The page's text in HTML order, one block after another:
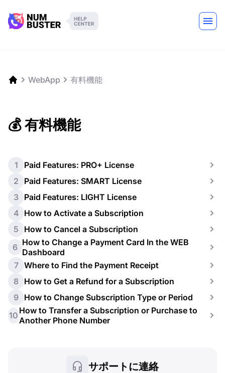
WebApp 有料機能
💰 有料機能
1
Paid Features: PRO+ License
2
Paid Features: SMART License
3 Paid Features: LIGHT License
4 How to Activate a Subscription
5
How to Cancel a Subscription
6 How to Change a Payment Card In the WEB
Dashboard
7 Where to Find the Payment Receipt
8 How to Get a Refund for a Subscription
9 How to Change Subscription Type or Period
10 How to Transfer a Subscription or Purchase to
Another Phone Number
サポートに連絡